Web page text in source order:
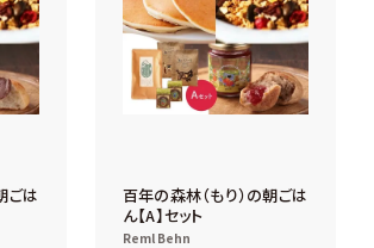
ごは
百年の森林（もり）の朝ごは
ん【A】セット
Reml Behn